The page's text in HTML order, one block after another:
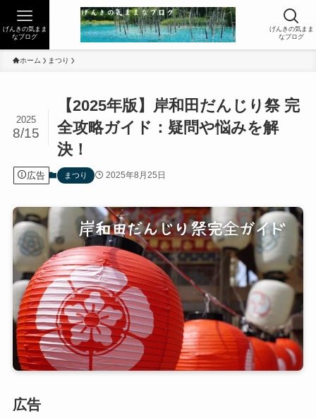
げんきの気まま
なブログ
げんきの気まま
なブログ
ホーム まつり
【2025年版】岸和田だんじり祭 完
全攻略ガイド：疑問や悩みを解
決！
2025
8/15
広告 まつり 2025年8月25日
広告